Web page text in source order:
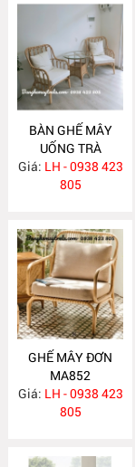
BÀN GHẾ MÂY
UỐNG TRÀ
PHÒNG NGỦ
MA855
Giá: LH - 0938 423
805
GHẾ MÂY ĐƠN
MA852
Giá: LH - 0938 423
805